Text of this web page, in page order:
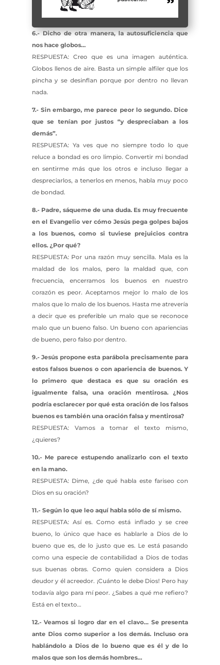
6.- Dicho de otra manera, la autosuficiencia que
nos hace globos…
RESPUESTA: Creo que es una imagen auténtica.
Globos llenos de aire. Basta un simple alfiler que los
pincha y se desinflan porque por dentro no llevan
nada.
7.- Sin embargo, me parece peor lo segundo. Dice
que se tenían por justos “y despreciaban a los
demás”.
RESPUESTA: Ya ves que no siempre todo lo que
reluce a bondad es oro limpio. Convertir mi bondad
en sentirme más que los otros e incluso llegar a
despreciarlos, a tenerlos en menos, habla muy poco
de bondad.
8.- Padre, sáqueme de una duda. Es muy frecuente
en el Evangelio ver cómo Jesús pega golpes bajos
a los buenos, como si tuviese prejuicios contra
ellos. ¿Por qué?
RESPUESTA: Por una razón muy sencilla. Mala es la
maldad de los malos, pero la maldad que, con
frecuencia, encerramos los buenos en nuestro
corazón es peor. Aceptamos mejor lo malo de los
malos que lo malo de los buenos. Hasta me atrevería
a decir que es preferible un malo que se reconoce
malo que un bueno falso. Un bueno con apariencias
de bueno, pero falso por dentro.
9.- Jesús propone esta parábola precisamente para
estos falsos buenos o con apariencia de buenos. Y
lo primero que destaca es que su oración es
igualmente falsa, una oración mentirosa. ¿Nos
podría esclarecer por qué esta oración de los falsos
buenos es también una oración falsa y mentirosa?
RESPUESTA: Vamos a tomar el texto mismo,
¿quieres?
10.- Me parece estupendo analizarlo con el texto
en la mano.
RESPUESTA: Dime, ¿de qué habla este fariseo con
Dios en su oración?
11.- Según lo que leo aquí habla sólo de sí mismo.
RESPUESTA: Así es. Como está inflado y se cree
bueno, lo único que hace es hablarle a Dios de lo
bueno que es, de lo justo que es. Le está pasando
como una especie de contabilidad a Dios de todas
sus buenas obras. Como quien considera a Dios
deudor y él acreedor. ¡Cuánto le debe Dios! Pero hay
todavía algo para mí peor. ¿Sabes a qué me refiero?
Está en el texto…
12.- Veamos si logro dar en el clavo… Se presenta
ante Dios como superior a los demás. Incluso ora
hablándolo a Dios de lo bueno que es él y de lo
malos que son los demás hombres…